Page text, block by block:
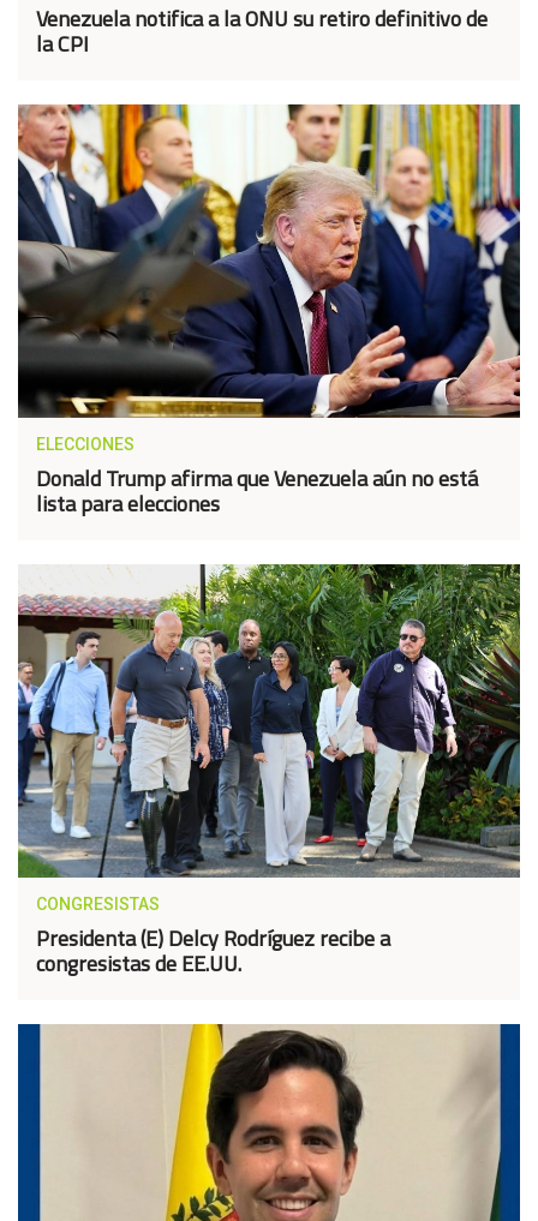
Venezuela notifica a la ONU su retiro definitivo de
la CPI
ELECCIONES
Donald Trump afirma que Venezuela aún no está
lista para elecciones
CONGRESISTAS
Presidenta (E) Delcy Rodríguez recibe a
congresistas de EE.UU.